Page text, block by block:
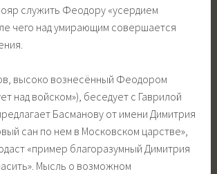
служить Феодору «усердием
чего над умирающим совершается
высоко вознесённый Феодором
над войском»), беседует с Гаврилой
Басманову от имени Димитрия
сан по нем в Московском царстве»,
«пример благоразумный Димитрия
Мысль о возможном